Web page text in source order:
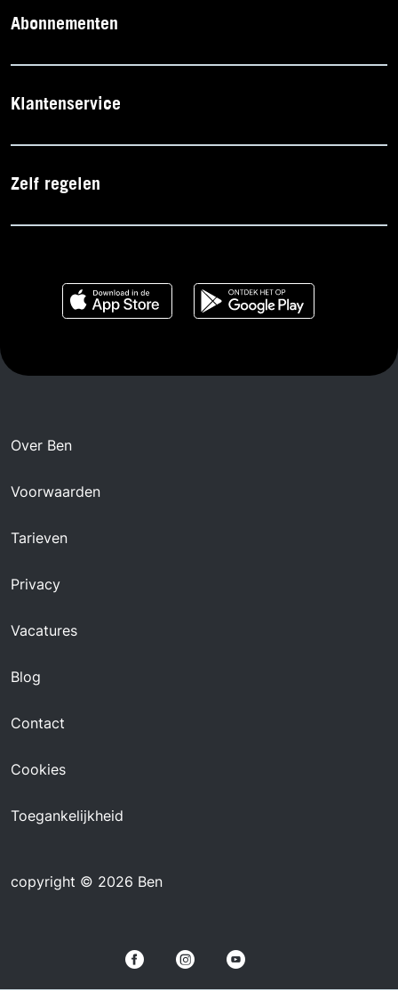
Abonnementen
Klantenservice
Zelf regelen
Over Ben
Voorwaarden
Tarieven
Privacy
Vacatures
Blog
Contact
Cookies
Toegankelijkheid
copyright © 2026 Ben